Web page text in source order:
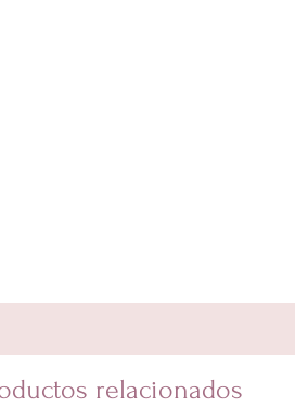
relacionados